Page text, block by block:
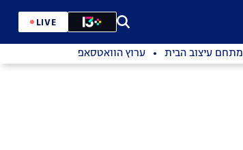
LIVE
מתחם עיצוב הבית ערוץ הוואטסאפ